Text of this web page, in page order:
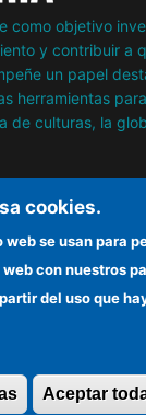
como objetivo
y contribuir a
un papel
herramientas
de culturas, la
derechos
cookies.
web se usan para
con nuestros
del uso que
Aceptar